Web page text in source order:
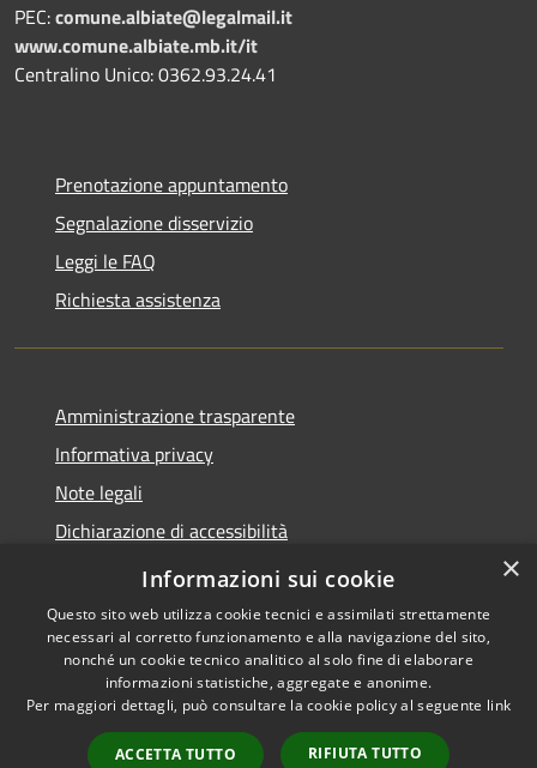
PEC:comune.albiate@legalmail.it
www.comune.albiate.mb.it/it
Centralino Unico: 0362.93.24.41
Prenotazione appuntamento
Segnalazione disservizio
Leggi le FAQ
Richiesta assistenza
Amministrazione trasparente
Informativa privacy
Note legali
Dichiarazione di accessibilità
Obbietivi di accessibilità
Accessibilità
Copyright © 2026 • Comune di
Albiate • Powered by
Municipium•
Accesso
×
Informazioni sui cookie
Questo sito web utilizza cookie tecnici e assimilati strettamente
necessari al corretto funzionamento e alla navigazione del sito,
nonché un cookie tecnico analitico al solo fine di elaborare
informazioni statistiche, aggregate e anonime.
Per maggiori dettagli, può consultare la cookie policy al seguente link
ACCETTA TUTTO RIFIUTA TUTTO